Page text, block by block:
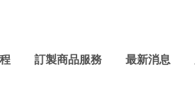
訂製商品服務 最新消息